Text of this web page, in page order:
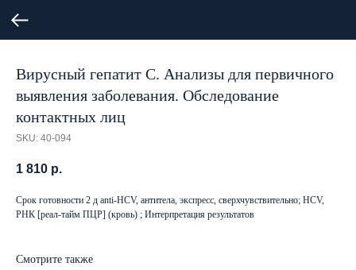
Вирусный гепатит C. Анализы для первичного
выявления заболевания. Обследование
контактных лиц
SKU: 40-094
1 810 р.
Срок готовности 2 д anti-HCV, антитела, экспресс, сверхчувствительно; HCV,
РНК [реал-тайм ПЦР] (кровь) ; Интерпретация результатов
Смотрите также